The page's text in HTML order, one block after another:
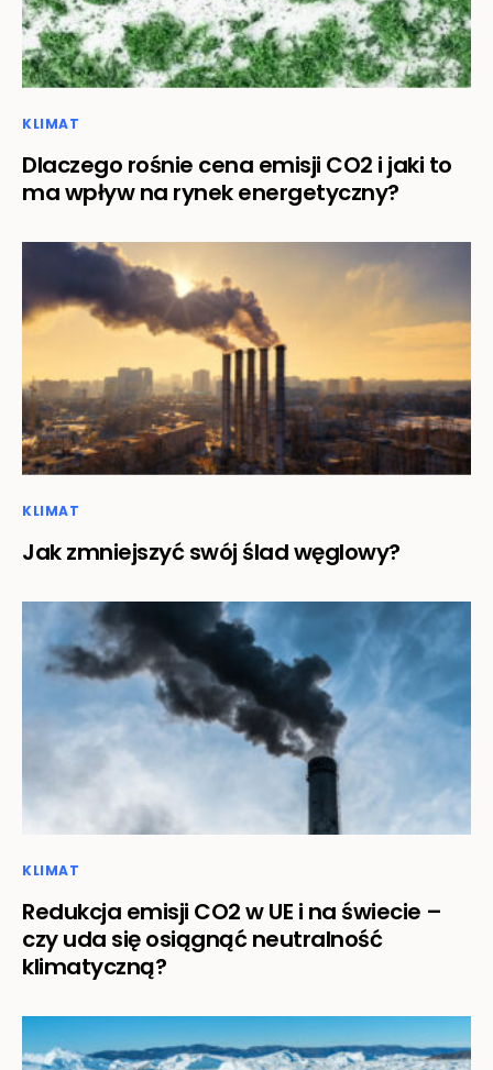
KLIMAT
Dlaczego rośnie cena emisji CO2 i jaki to
ma wpływ na rynek energetyczny?
KLIMAT
Jak zmniejszyć swój ślad węglowy?
KLIMAT
Redukcja emisji CO2 w UE i na świecie –
czy uda się osiągnąć neutralność
klimatyczną?